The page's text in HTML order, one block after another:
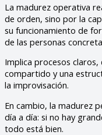
La madurez operativa
de orden, sino por la
su funcionamiento de
de las personas
Implica procesos
compartido y una
la improvisación.
En cambio, la madurez
día a día: si no hay
todo está bien.